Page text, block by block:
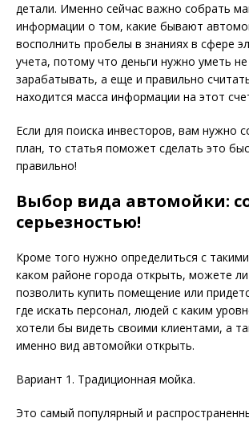
детали. Именно сейчас важно собрать
информации о том, какие бывают
восполнить пробелы в знаниях в сфере
учета, потому что деньги нужно уметь
зарабатывать, а еще и правильно
находится масса информации на этот
Если для поиска инвесторов, вам нужно
план, то статья поможет сделать это
правильно!
Выбор вида автомойки:
серьезностью!
Кроме того нужно определиться с
каком районе города открыть, можете
позволить купить помещение или
где искать персонал, людей с каким
хотели бы видеть своими клиентами, а
именно вид автомойки открыть.
Вариант 1. Традиционная мойка.
Это самый популярный и